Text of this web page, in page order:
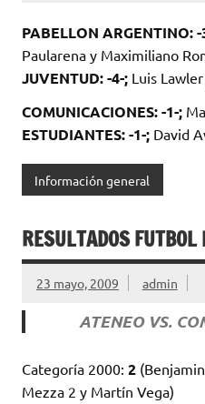
PABELLON ARGENTINO: -
Paularena y Maximiliano
JUVENTUD: -4-; Luis
COMUNICACIONES: -1-;
ESTUDIANTES: -1-; David
Información general
RESULTADOS
23 mayo, 2009 admin
ATENEO VS.
Categoría 2000: 2
Mezza 2 y Martín Vega)